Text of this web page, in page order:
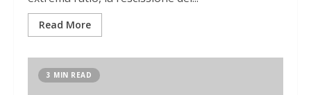
Read More
3 MIN READ